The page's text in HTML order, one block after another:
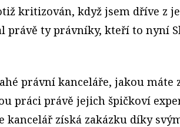
kritizován, když jsem dříve z
právě ty právníky, kteří to nyní
právní kanceláře, jakou máte
práci právě jejich špičkoví
kancelář získá zakázku díky